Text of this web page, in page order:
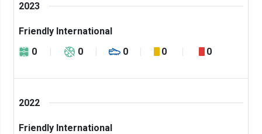
2023
Friendly International
0
0 0 0 0
2022
Friendly International